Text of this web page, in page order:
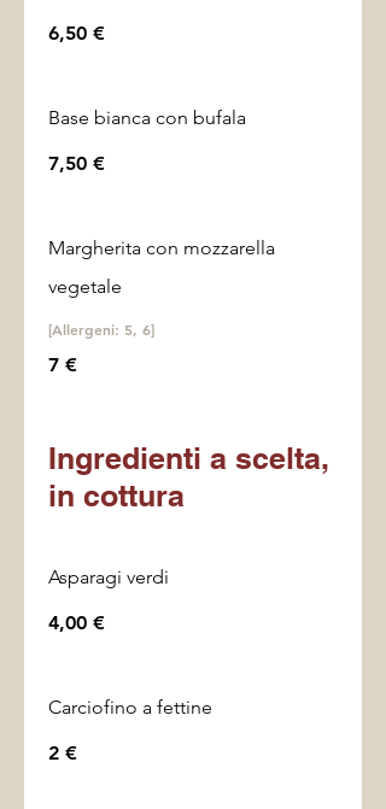
6,50 €
Base bianca con bufala
7,50 €
Margherita con mozzarella
vegetale
[Allergeni: 5, 6]
7 €
Ingredienti a scelta,
in cottura
Asparagi verdi
4,00 €
Carciofino a fettine
2 €